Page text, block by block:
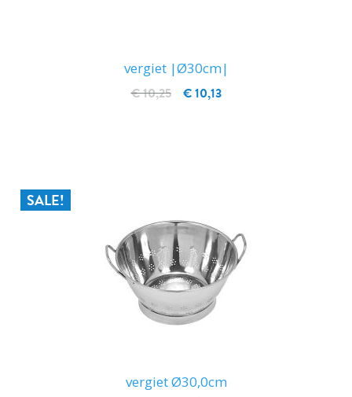
vergiet |Ø30cm|
€ 10,13
€ 10,25
SALE!
vergiet Ø30,0cm